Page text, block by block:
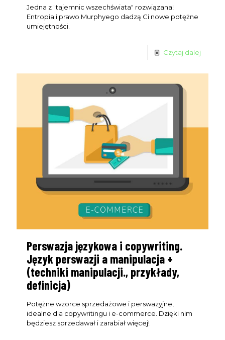
Jedna z "tajemnic wszechświata" rozwiązana!
Entropia i prawo Murphyego dadzą Ci nowe potężne
umiejętności.
Czytaj dalej
Perswazja językowa i copywriting.
Język perswazji a manipulacja +
(techniki manipulacji., przykłady,
definicja)
Potężne wzorce sprzedażowe i perswazyjne,
idealne dla copywritingu i e-commerce. Dzięki nim
będziesz sprzedawał i zarabiał więcej!
Name
Wpisz swój email